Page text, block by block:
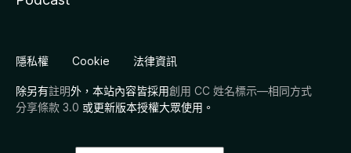
隱私權 Cookie 法律資訊
除另有註明外，本站內容皆採用創用 CC 姓名標示—相同方式
分享條款 3.0 或更新版本授權大眾使用。